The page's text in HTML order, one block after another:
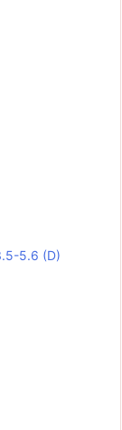
5.6 (D)